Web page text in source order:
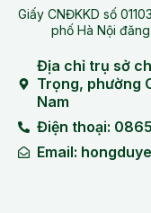
Giấy CNĐKKD số
phố Hà Nội
Địa chỉ trụ sở
Trọng, phường
Nam
Điện thoại:
Email: